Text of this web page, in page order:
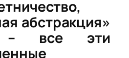
абстракция»
– все эти